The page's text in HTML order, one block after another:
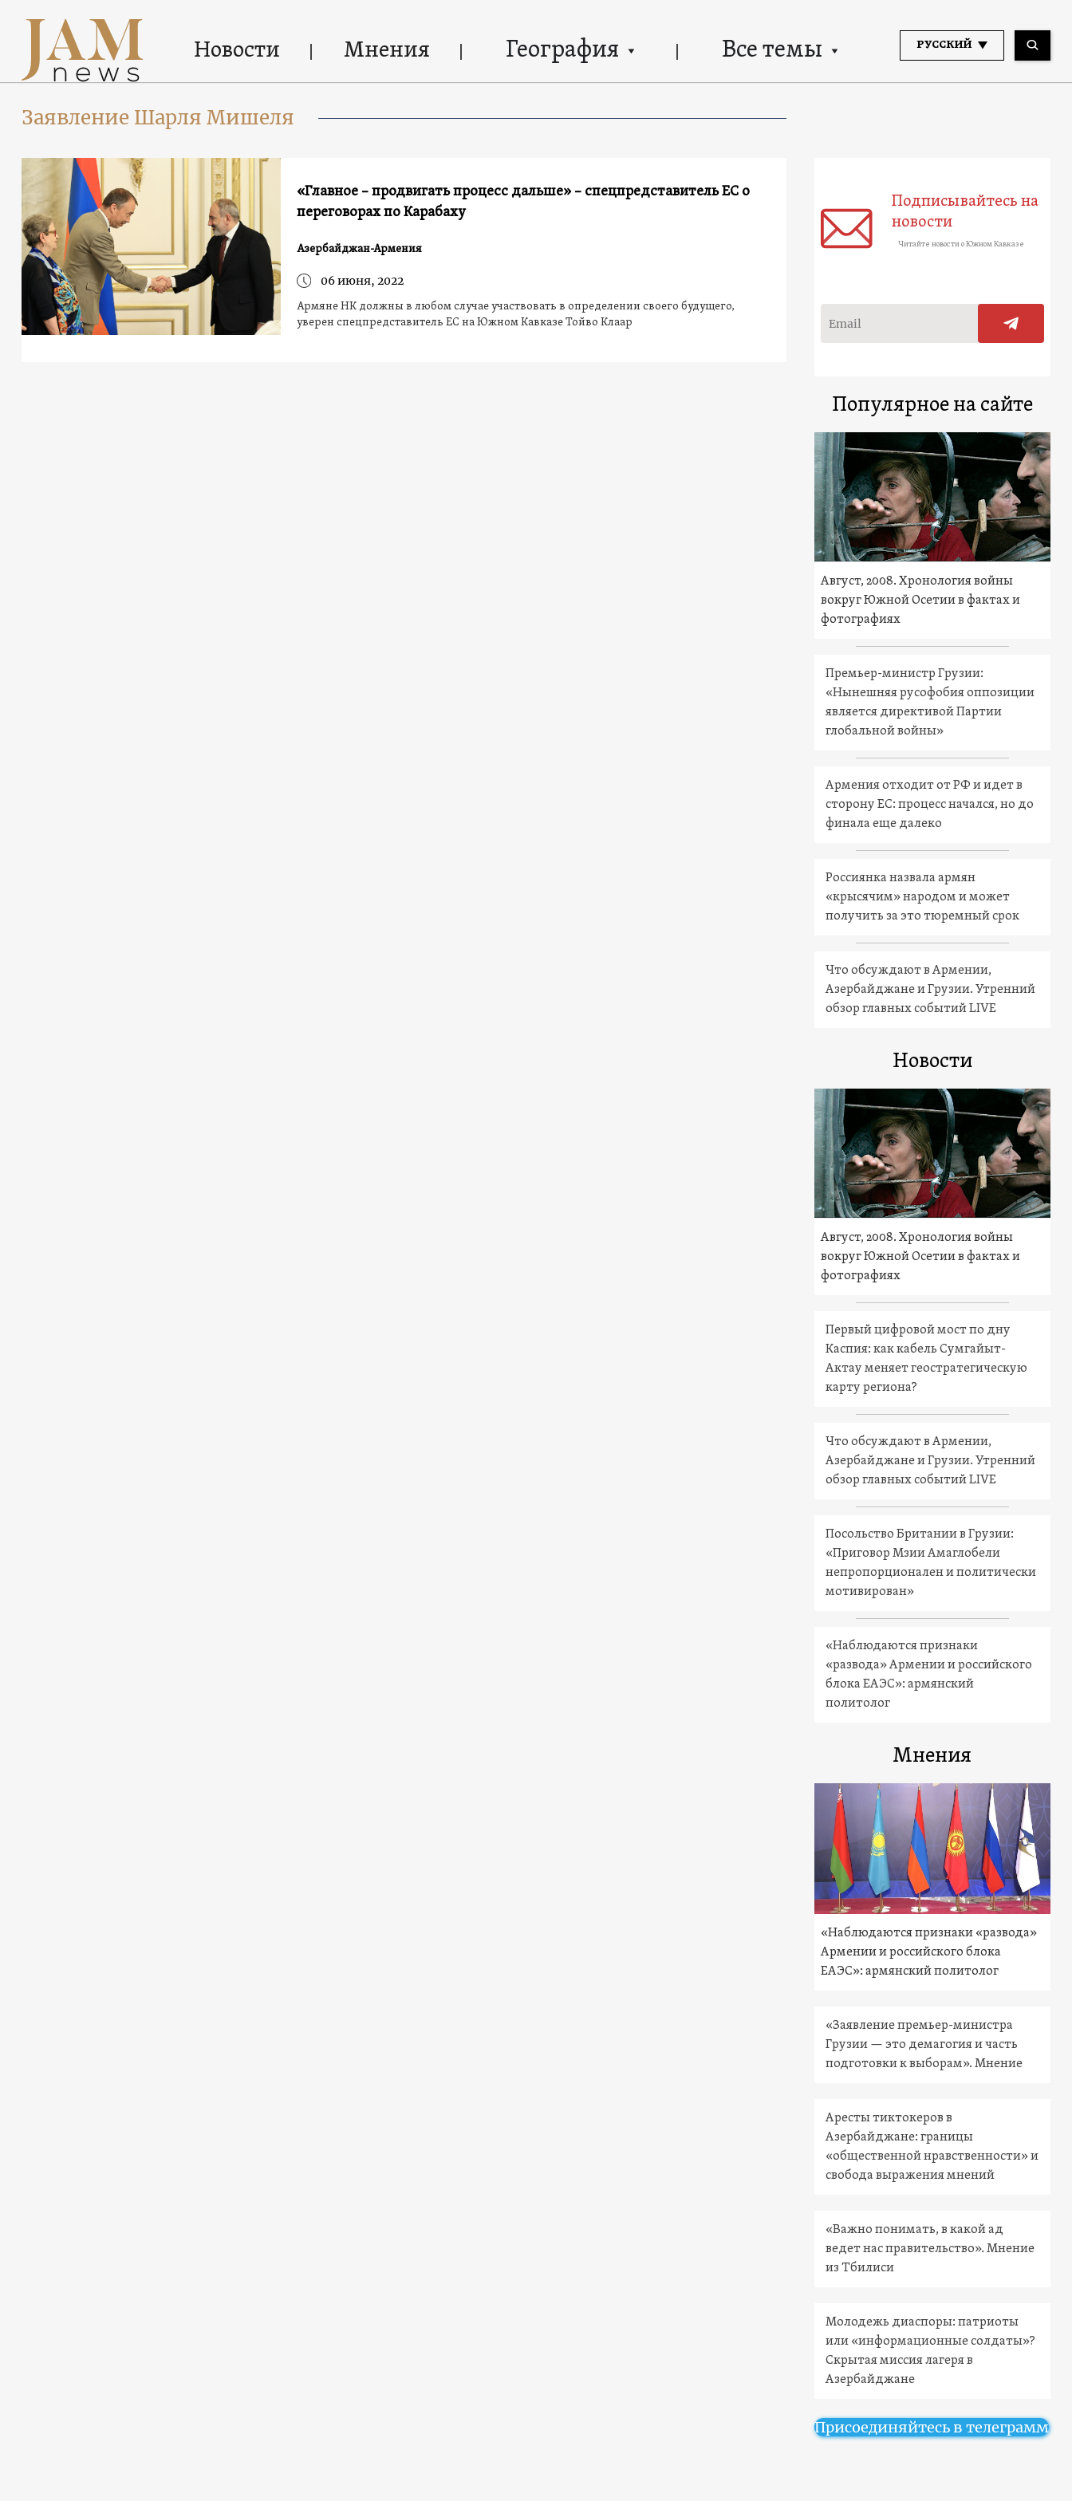
Новости Мнения География Все темы РУССКИЙ
Заявление Шарля Мишеля
«Главное – продвигать процесс дальше» – спецпредставитель ЕС о
переговорах по Карабаху
Азербайджан-Армения
06 июня, 2022
Армяне НК должны в любом случае участвовать в определении своего будущего,
уверен спецпредставитель ЕС на Южном Кавказе Тойво Клаар
Подписывайтесь на
новости
Читайте новости о Южном Кавказе
Популярное на сайте
Август, 2008. Хронология войны
вокруг Южной Осетии в фактах и
фотографиях
Премьер-министр Грузии:
«Нынешняя русофобия оппозиции
является директивой Партии
глобальной войны»
Армения отходит от РФ и идет в
сторону ЕС: процесс начался, но до
финала еще далеко
Россиянка назвала армян
«крысячим» народом и может
получить за это тюремный срок
Что обсуждают в Армении,
Азербайджане и Грузии. Утренний
обзор главных событий LIVE
Новости
Август, 2008. Хронология войны
вокруг Южной Осетии в фактах и
фотографиях
Первый цифровой мост по дну
Каспия: как кабель Сумгайыт-
Актау меняет геостратегическую
карту региона?
Что обсуждают в Армении,
Азербайджане и Грузии. Утренний
обзор главных событий LIVE
Посольство Британии в Грузии:
«Приговор Мзии Амаглобели
непропорционален и политически
мотивирован»
«Наблюдаются признаки
«развода» Армении и российского
блока ЕАЭС»: армянский
политолог
Мнения
«Наблюдаются признаки «развода»
Армении и российского блока
ЕАЭС»: армянский политолог
«Заявление премьер-министра
Грузии — это демагогия и часть
подготовки к выборам». Мнение
Аресты тиктокеров в
Азербайджане: границы
«общественной нравственности» и
свобода выражения мнений
«Важно понимать, в какой ад
ведет нас правительство». Мнение
из Тбилиси
Молодежь диаспоры: патриоты
или «информационные солдаты»?
Скрытая миссия лагеря в
Азербайджане
Присоединяйтесь в телеграмм